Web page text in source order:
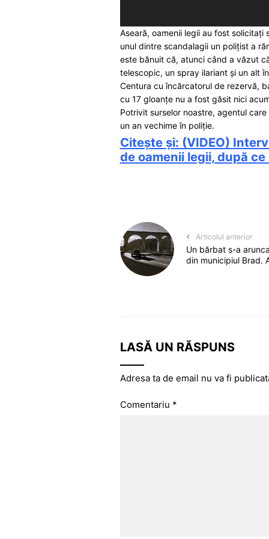
Aseară, oamenii legii au fost
unul dintre scandalagii un polițist a
este bănuit că, atunci când a văzut
telescopic, un spray ilariant și un alt
Centura cu încărcatorul de rezervă,
cu 17 gloanțe nu a fost găsit nici
Potrivit surselor noastre, agentul
un an vechime în poliție.
Citește și: (VIDEO)
de oamenii legii, după
Articolul anterior
Un bărbat s-a
din municipiul Brad.
LASĂ UN RĂSPUNS
Adresa ta de email nu va fi
Comentariu *